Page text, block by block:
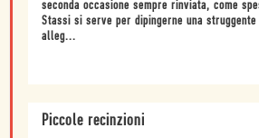
seconda occasione sempre rinviata, come
Stassi si serve per dipingerne una struggente
alleg...
Piccole recinzioni